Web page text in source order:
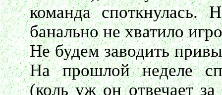
команда споткнулась.
банально не хватило
Не будем заводить
На прошлой неделе
(коль уж он отвечает